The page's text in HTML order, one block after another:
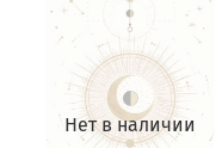
Нет в наличии